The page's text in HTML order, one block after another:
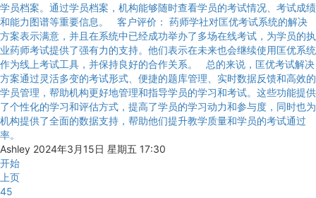
学员档案。通过学员档案，机构能够随时查看学员的考试情况、考试成绩
和能力图谱等重要信息。 客户评价： 药师学社对匡优考试系统的解决
方案表示满意，并且在系统中已经成功举办了多场在线考试，为学员的执
业药师考试提供了强有力的支持。他们表示在未来也会继续使用匡优系统
作为线上考试工具，并保持良好的合作关系。 总的来说，匡优考试解决
方案通过灵活多变的考试形式、便捷的题库管理、实时数据反馈和高效的
学员管理，帮助机构更好地管理和指导学员的学习和考试。这些功能提供
了个性化的学习和评估方式，提高了学员的学习动力和参与度，同时也为
机构提供了全面的数据支持，帮助他们提升教学质量和学员的考试通过
率。
Ashley 2024年3月15日 星期五 17:30
开始
上页
45